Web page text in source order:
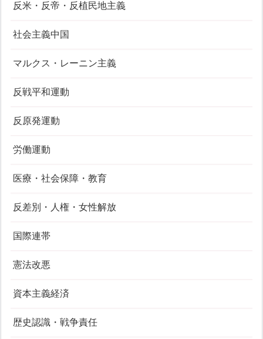
反米・反帝・反植民地主義
社会主義中国
マルクス・レーニン主義
反戦平和運動
反原発運動
労働運動
医療・社会保障・教育
反差別・人権・女性解放
国際連帯
憲法改悪
資本主義経済
歴史認識・戦争責任